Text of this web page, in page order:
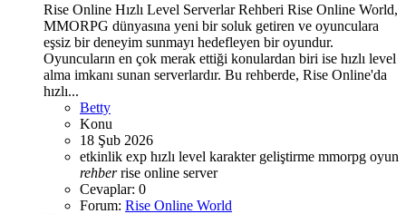
Rise Online Hızlı Level Serverlar Rehberi Rise Online World,
MMORPG dünyasına yeni bir soluk getiren ve oyunculara
eşsiz bir deneyim sunmayı hedefleyen bir oyundur.
Oyuncuların en çok merak ettiği konulardan biri ise hızlı level
alma imkanı sunan serverlardır. Bu rehberde, Rise Online'da
hızlı...
Betty
Konu
18 Şub 2026
etkinlik exp hızlı level karakter geliştirme mmorpg oyun
rehber rise online server
Cevaplar: 0
Forum: Rise Online World